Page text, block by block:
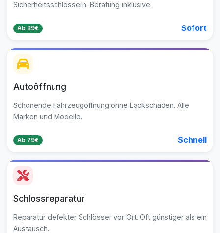
Sicherheitsschlössern. Beratung inklusive.
Ab 89€ Sofort
Autoöffnung
Schonende Fahrzeugöffnung ohne Lackschäden. Alle
Marken und Modelle.
Ab 79€ Schnell
Schlossreparatur
Reparatur defekter Schlösser vor Ort. Oft günstiger als ein
Austausch.